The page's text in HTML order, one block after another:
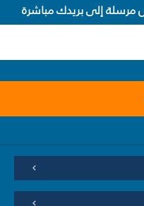
إلى بريدك مباشرة